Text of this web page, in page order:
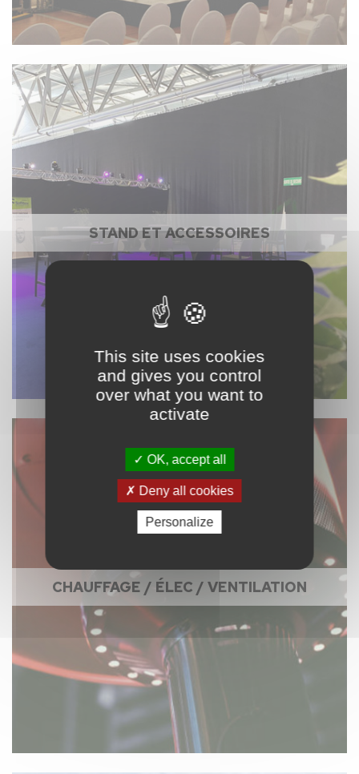
STAND ET ACCESSOIRES
CHAUFFAGE / ÉLEC / VENTILATION
This site uses cookies
and gives you control
over what you want to
activate
OK, accept all
Deny all cookies
Personalize